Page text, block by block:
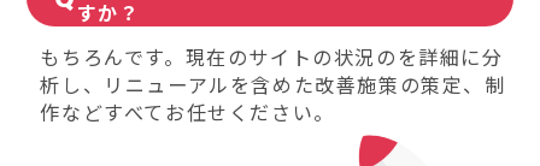
すか？
もちろんです。現在のサイトの状況のを詳細に分
析し、リニューアルを含めた改善施策の策定、制
作などすべてお任せください。